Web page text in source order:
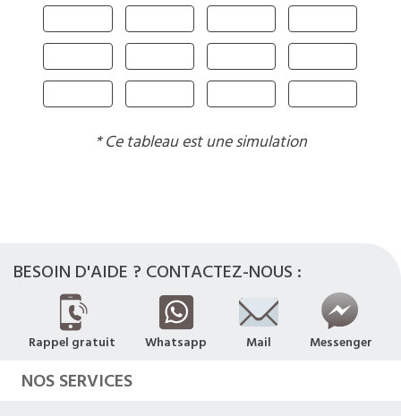
* Ce tableau est une simulation
BESOIN D'AIDE ? CONTACTEZ-NOUS :
Rappel gratuit Whatsapp Mail Messenger
NOS SERVICES